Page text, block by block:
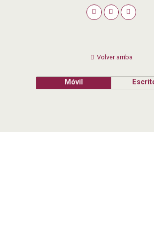
Volver arriba
Móvil